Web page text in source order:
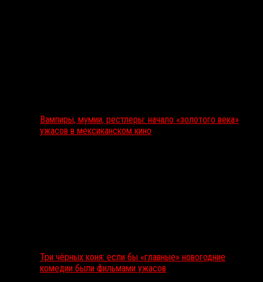
Вампиры, мумии, рестлеры: начало «золотого века»
ужасов в мексиканском кино
Три чёрных коня: если бы «главные» новогодние
комедии были фильмами ужасов